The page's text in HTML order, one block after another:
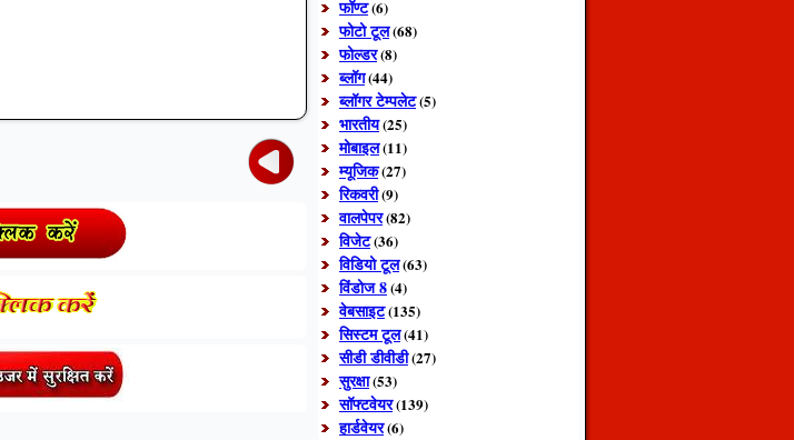
फॉण्ट(6)
फोटो टूल(68)
फोल्डर(8)
ब्लॉग(44)
ब्लॉगर टेम्पलेट(5)
भारतीय(25)
मोबाइल(11)
म्यूजिक(27)
रिकवरी(9)
वालपेपर(82)
विजेट(36)
विडियो टूल(63)
विंडोज 8(4)
वेबसाइट(135)
सिस्टम टूल(41)
सीडी डीवीडी(27)
सुरक्षा(53)
सॉफ्टवेयर(139)
हार्डवेयर(6)